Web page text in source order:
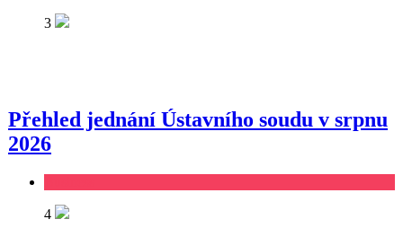
3
Přehled jednání Ústavního soudu v srpnu
2026
4